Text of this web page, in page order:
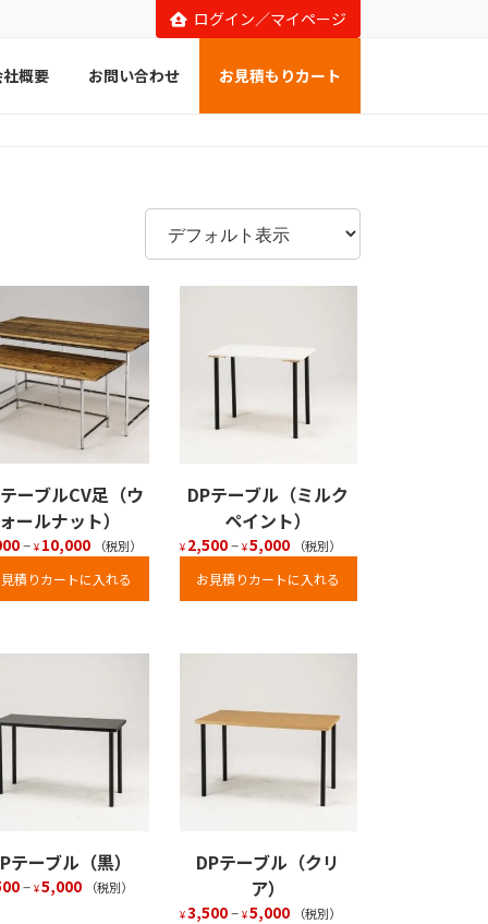
ログイン／マイページ
概要 お問い合わせ お見積もりカート
ーブルCV足（ウ
ォールナット）
– ¥ 10,000 （税別）
積りカートに入れる
DPテーブル（ミルク
ペイント）
¥ 2,500– ¥5,000 （税別）
お見積りカートに入れる
テーブル（黒）
– ¥5,000 （税別）
DPテーブル（クリ
ア）
¥3,500– ¥5,000 （税別）